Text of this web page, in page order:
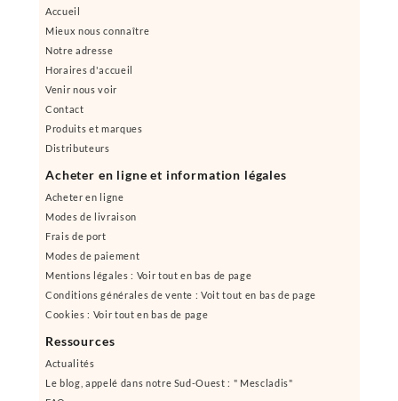
Accueil
Mieux nous connaître
Notre adresse
Horaires d'accueil
Venir nous voir
Contact
Produits et marques
Distributeurs
Acheter en ligne et information légales
Acheter en ligne
Modes de livraison
Frais de port
Modes de paiement
Mentions légales : Voir tout en bas de page
Conditions générales de vente : Voit tout en bas de page
Cookies : Voir tout en bas de page
Ressources
Actualités
Le blog, appelé dans notre Sud-Ouest : " Mescladis"